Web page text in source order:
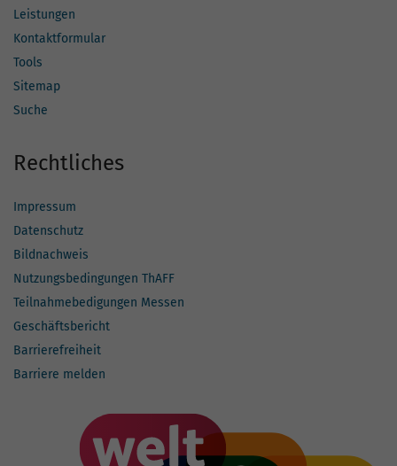
Leistungen
Kontaktformular
Tools
Sitemap
Suche
Rechtliches
Impressum
Datenschutz
Bildnachweis
Nutzungsbedingungen ThAFF
Teilnahmebedigungen Messen
Geschäftsbericht
Barrierefreiheit
Barriere melden